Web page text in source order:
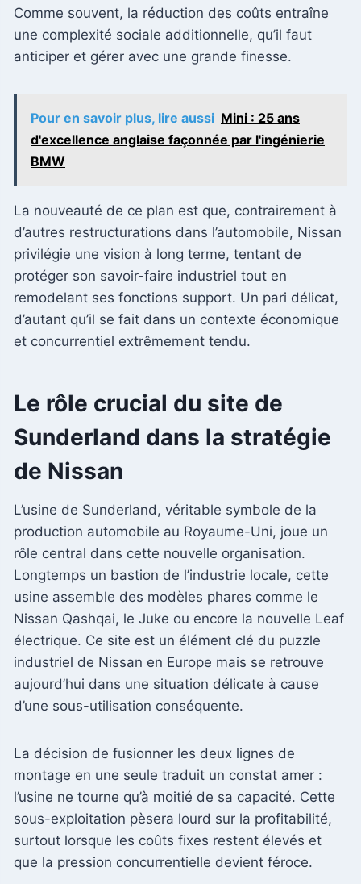
Comme souvent, la réduction des coûts entraîne
une complexité sociale additionnelle, qu’il faut
anticiper et gérer avec une grande finesse.
Pour en savoir plus, lire aussi Mini : 25 ans
d'excellence anglaise façonnée par l'ingénierie
BMW
La nouveauté de ce plan est que, contrairement à
d’autres restructurations dans l’automobile, Nissan
privilégie une vision à long terme, tentant de
protéger son savoir-faire industriel tout en
remodelant ses fonctions support. Un pari délicat,
d’autant qu’il se fait dans un contexte économique
et concurrentiel extrêmement tendu.
Le rôle crucial du site de
Sunderland dans la stratégie
de Nissan
L’usine de Sunderland, véritable symbole de la
production automobile au Royaume-Uni, joue un
rôle central dans cette nouvelle organisation.
Longtemps un bastion de l’industrie locale, cette
usine assemble des modèles phares comme le
Nissan Qashqai, le Juke ou encore la nouvelle Leaf
électrique. Ce site est un élément clé du puzzle
industriel de Nissan en Europe mais se retrouve
aujourd’hui dans une situation délicate à cause
d’une sous-utilisation conséquente.
La décision de fusionner les deux lignes de
montage en une seule traduit un constat amer :
l’usine ne tourne qu’à moitié de sa capacité. Cette
sous-exploitation pèsera lourd sur la profitabilité,
surtout lorsque les coûts fixes restent élevés et
que la pression concurrentielle devient féroce.